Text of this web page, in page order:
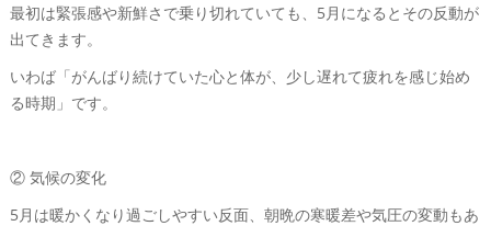
最初は緊張感や新鮮さで乗り切れていても、5月になるとその反動が
出てきます。
いわば「がんばり続けていた心と体が、少し遅れて疲れを感じ始め
る時期」です。
② 気候の変化
5月は暖かくなり過ごしやすい反面、朝晩の寒暖差や気圧の変動もあ